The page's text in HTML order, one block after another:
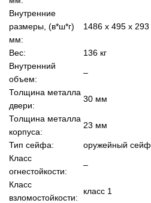
Внутренние
размеры, (в*ш*г)
мм:
1486 x 495 x 293
Вес:
136 кг
Внутренний
объем:
–
Толщина металла
двери:
30 мм
Толщина металла
корпуса:
23 мм
Тип сейфа:
оружейный сейф
Класс
огнестойкости:
–
Класс
взломостойкости:
класс 1